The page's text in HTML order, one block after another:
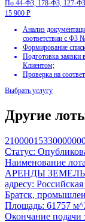
Экспертиза заявки
По 44-ФЗ, 223-ФЗ,
12 900 ₽
Другие
Статус:
Наименование
АРЕНДЫ
адресу:
Братск,
Площадь: 61757
Окончание подачи